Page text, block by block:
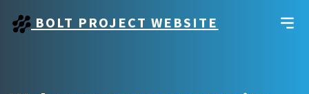
BOLT PROJECT WEBSITE